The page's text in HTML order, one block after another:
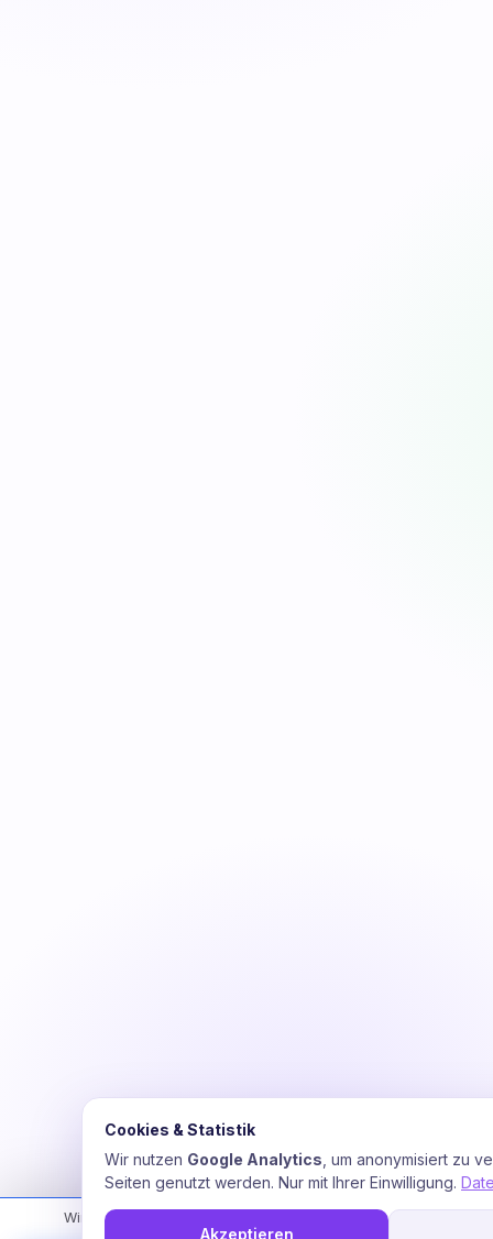
Cookies & Statistik
Wir nutzen Google Analytics , um anonymisiert zu
Seiten genutzt werden. Nur mit Ihrer Einwilligung.
Akzeptieren
Wir nutzen Cookies zur Optimierung Ihres Erlebnisses. Unsere
personalisierte Energie-